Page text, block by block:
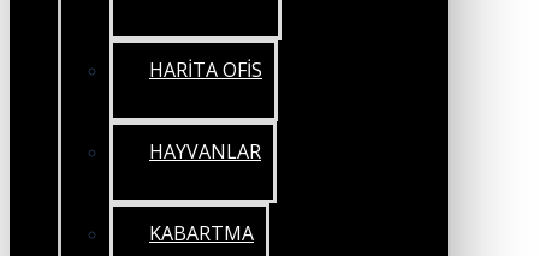
HARİTA OFİS
HAYVANLAR
KABARTMA